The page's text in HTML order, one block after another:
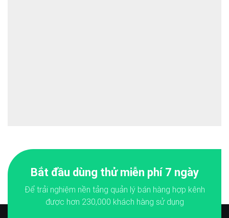
Bắt đầu dùng thử miễn phí 7 ngày
Để trải nghiệm nền tảng quản lý bán hàng hợp kênh
được hơn 230,000 khách hàng sử dụng